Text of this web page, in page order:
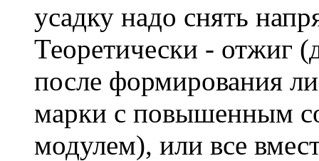
усадку надо снять
Теоретически - отжиг
после формирования
марки с повышенным
модулем), или все